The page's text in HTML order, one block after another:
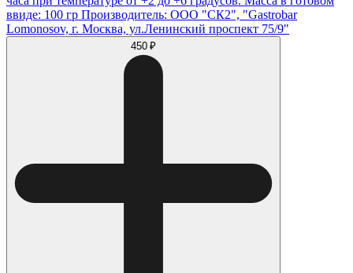
ввиде: 100 гр Производитель: ООО "СК2", "Gastrobar
Lomonosov, г. Москва, ул.Ленинский проспект 75/9"
450 ₽